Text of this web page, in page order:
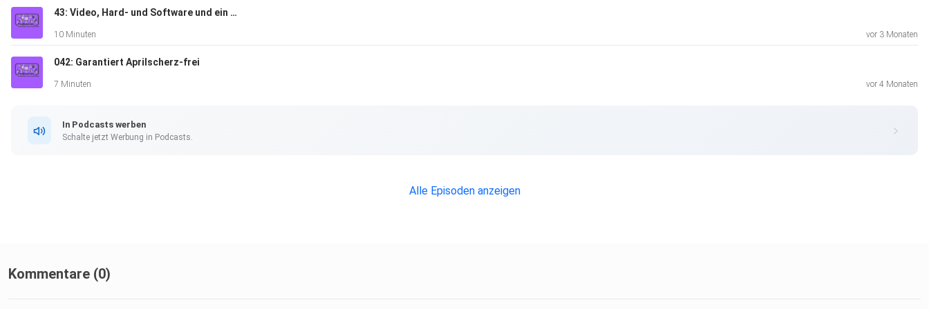
Bitkom zu Nutzungszahlen im Podcasting
offenbar keine Subscribe in 2025
Die Musik ist von Sonorius.
43: Video, Hard- und Software und ein Werbeverstoß
10 Minuten vor 3 Monaten
042: Garantiert Aprilscherz-frei
7 Minuten vor 4 Monaten
In Podcasts werben
Schalte jetzt Werbung in Podcasts.
Alle Episoden anzeigen
Kommentare (0)